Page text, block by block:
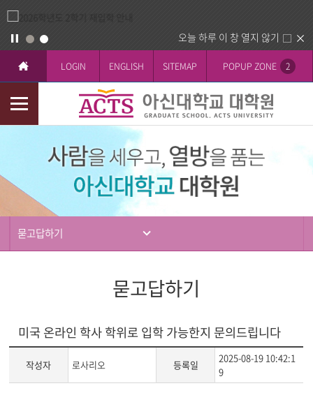
오늘 하루 이 창 열지 않기
LOGIN ENGLISH SITEMAP POPUP ZONE 2
모
바
묻고답하기
묻고답하기
미국 온라인 학사 학위로 입학 가능한지 문의드립니다
작성자 로사리오 등록일
2025-08-19 10:42:1
9